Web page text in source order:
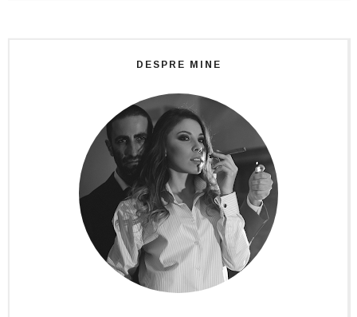
DESPRE MINE